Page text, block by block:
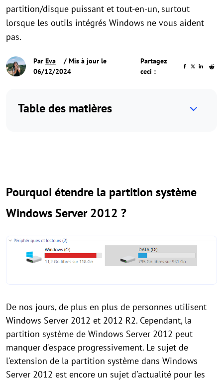
partition/disque puissant et tout-en-un, surtout
lorsque les outils intégrés Windows ne vous aident
pas.
Par Eva
/ Mis à jour le
06/12/2024
Partagez
ceci :
Table des matières
Pourquoi étendre la partition système
Windows Server 2012 ?
De nos jours, de plus en plus de personnes utilisent
Windows Server 2012 et 2012 R2. Cependant, la
partition système de Windows Server 2012 peut
manquer d'espace progressivement. Le sujet de
l'extension de la partition système dans Windows
Server 2012 est encore un sujet d'actualité pour les